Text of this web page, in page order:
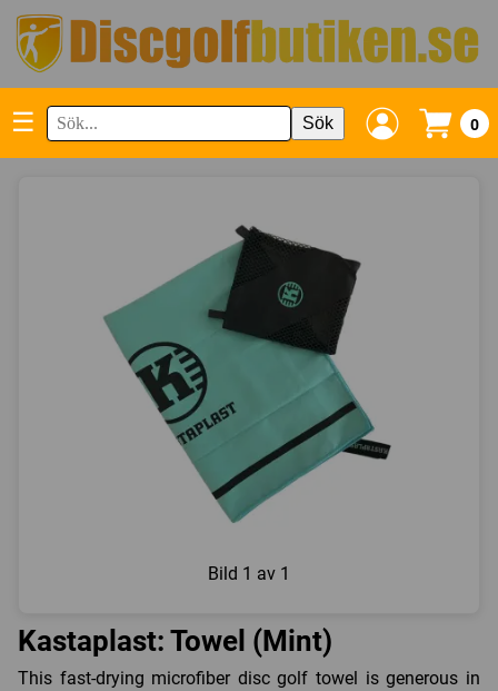
☰ Sök 0
Bild 1 av 1
Kastaplast: Towel (Mint)
This fast-drying microfiber disc golf towel is generous in